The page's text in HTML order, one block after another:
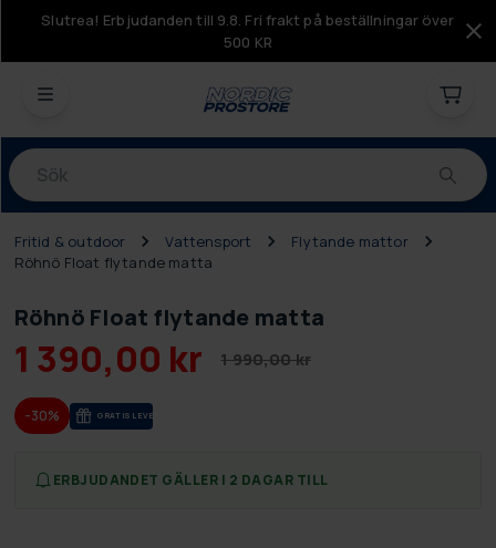
Slutrea! Erbjudanden till 9.8. Fri frakt på beställningar över
500 KR
Produkter
Fritid & outdoor Vattensport
Flytande mattor
Röhnö Float flytande matta
Röhnö Float flytande matta
1 390,00 kr 1 990,00 kr
-30% GRA­TIS LE­VE­RANS
ERBJUDANDET GÄLLER I 2 DAGAR TILL